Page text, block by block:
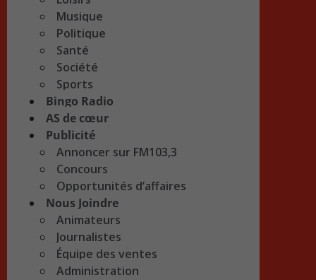
Musique
Politique
Santé
Société
Sports
Bingo Radio
AS de cœur
Publicité
Annoncer sur FM103,3
Concours
Opportunités d’affaires
Nous Joindre
Animateurs
Journalistes
Équipe des ventes
Administration